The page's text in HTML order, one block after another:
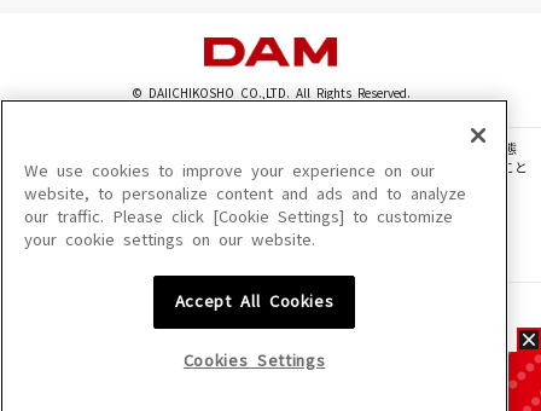
© DAIICHIKOSHO CO.,LTD. All Rights Reserved.
このサイトに掲載されている一切の文章・画像・写真・動画・音声等を、手段や形態
を問わず、著作権法の定める範囲を超えて無断で複製、転載、ファイル化などすること
を禁じます。
楽曲及びコンテンツは、機種によりご利用いただけない場合があります。
楽曲及びコンテンツの配信日、配信内容が変更になる場合があります。
We use cookies to improve your experience on our
website, to personalize content and ads and to analyze
our traffic. Please click [Cookie Settings] to customize
your cookie settings on our website.
Accept All Cookies
Cookies Settings